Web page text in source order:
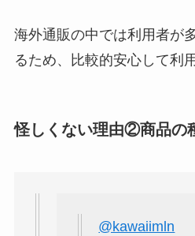
海外通販の中では利用者が
るため、比較的安心して利
怪しくない理由②商品の
@kawaiimln